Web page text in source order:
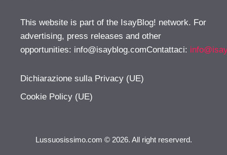
This website is part of the IsayBlog! network. For
advertising, press releases and other
opportunities: info@isayblog.comContattaci:
Dichiarazione sulla Privacy (UE)
Cookie Policy (UE)
Lussuosissimo.com © 2026. All right reserverd.